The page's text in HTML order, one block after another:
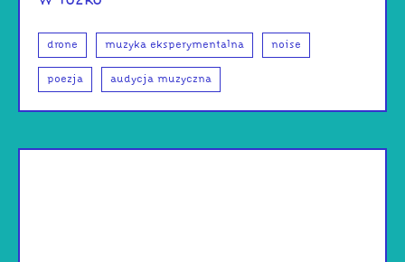
drone muzyka eksperymentalna noise
poezja audycja muzyczna